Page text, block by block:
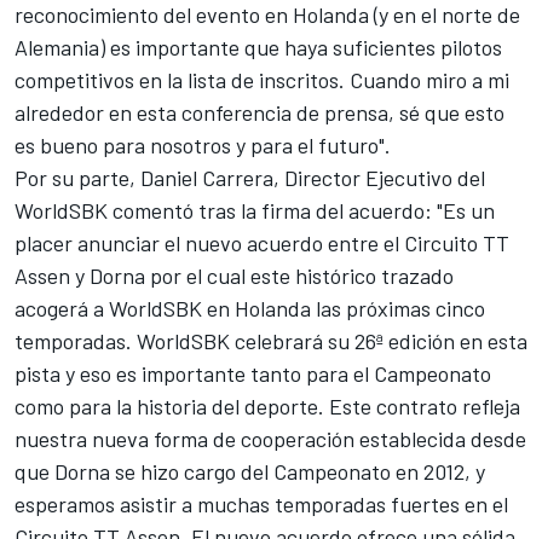
reconocimiento del evento en Holanda (y en el norte de
Alemania) es importante que haya suficientes pilotos
competitivos en la lista de inscritos. Cuando miro a mi
alrededor en esta conferencia de prensa, sé que esto
es bueno para nosotros y para el futuro".
Por su parte, Daniel Carrera, Director Ejecutivo del
WorldSBK comentó tras la firma del acuerdo: "Es un
placer anunciar el nuevo acuerdo entre el Circuito TT
Assen y Dorna por el cual este histórico trazado
acogerá a WorldSBK en Holanda las próximas cinco
temporadas. WorldSBK celebrará su 26ª edición en esta
pista y eso es importante tanto para el Campeonato
como para la historia del deporte. Este contrato refleja
nuestra nueva forma de cooperación establecida desde
que Dorna se hizo cargo del Campeonato en 2012, y
esperamos asistir a muchas temporadas fuertes en el